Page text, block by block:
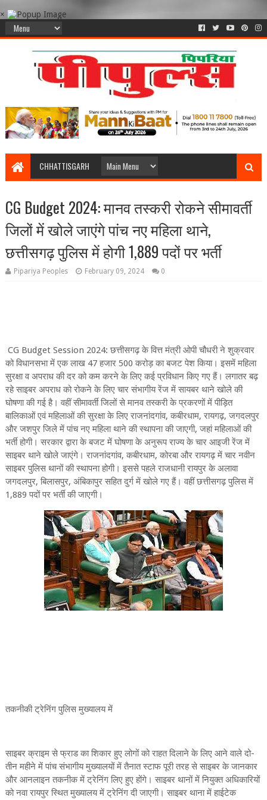
×
CHHATTISGARH
CG Budget 2024: मानव तस्करी रोकने सीमावर्ती
जिलों में खोले जाएंगे पांच नए महिला थाने,
छत्तीसगढ़ पुलिस में होगी 1,889 पदों पर भर्ती
Pipariya Peoples February 09, 2024 0
CG Budget Session 2024: छत्तीसगढ़ के वित्त मंत्री ओपी चौधरी ने शुक्रवार
को विधानसभा में एक लाख 47 हजार 500 करोड़ का बजट पेश किया। इसमें महिला
सुरक्षा व अपराध की दर को कम करने के लिए कई प्रविधान किए गए हैं। लगातर बढ़
रहे साइबर अपराध को रोकने के लिए चार संभागीय रेंज में सायबर थाने खोले की
घोषणा की गई है। वहीं सीमावर्ती जिलों से मानव तस्करी के प्रकरणों में पीड़ित
बालिकाओं एवं महिलाओं की सुरक्षा के लिए राजनांदगांव, कबीरधाम, रायगढ़, जगदलपुर
और जशपुर जिले में पांच नए महिला थाने की स्थापना की जाएगी, जहां महिलाओं की
भर्ती होगी। सरकार द्वारा के बजट में घोषणा के अनुरूप राज्य के चार आइजी रेंज में
साइबर थाने खोले जाएंगे। राजनांदगांव, कबीरधाम, कोरबा और रायगढ़ में चार नवीन
साइबर पुलिस थानों की स्थापना होगी। इससे पहले राजधानी रायपुर के अलावा
जगदलपुर, बिलासपुर, अंबिकापुर सहित दुर्ग में खोले गए हैं। वहीं छत्तीसगढ़ पुलिस में
1,889 पदों पर भर्ती की जाएगी।
तकनीकी ट्रेनिंग पुलिस मुख्यालय में
साइबर क्राइम से फ्राड का शिकार हुए लोगों को राहत दिलाने के लिए आने वाले दो-
तीन महीने में पांच संभागीय मुख्यालयों में तैनात स्टाफ पूरी तरह से साइबर के जानकार
और आनलाइन तकनीक में ट्रेनिंग लिए हुए होंगे। साइबर थानों में नियुक्त अधिकारियों
को नवा रायपुर स्थित मुख्यालय में ट्रेनिंग दी जाएगी। साइबर थाना में हाईटेक